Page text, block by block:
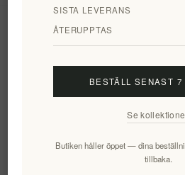
Prenumerera Avsluta bevakning
SISTA LEVERANS
ÅTERUPPTAS
BESTÄLL SENAST 7
Se
Butiken håller öppet — dina
tillbaka.